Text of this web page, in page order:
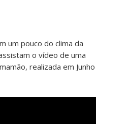
um pouco do clima da
o vídeo de uma
realizada em Junho